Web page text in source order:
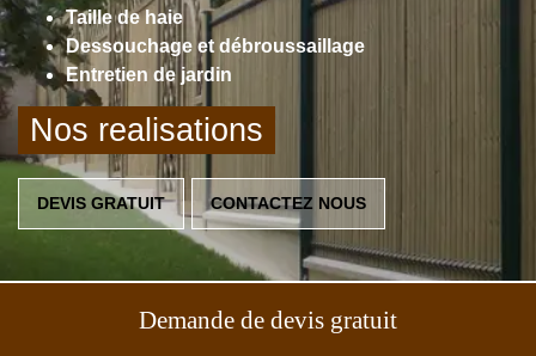
Taille de haie
Dessouchage et débroussaillage
Entretien de jardin
Nos realisations
DEVIS GRATUIT CONTACTEZ NOUS
Demande de devis gratuit